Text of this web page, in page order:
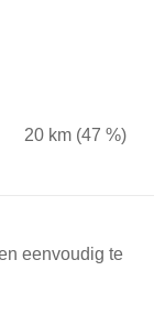
20 km (47 %)
eenvoudig te